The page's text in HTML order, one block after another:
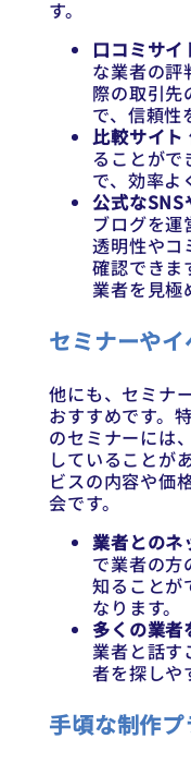
す。
口コミサイ
な業者の評
際の取引先
で、信頼性
比較サイト
ることがで
で、効率よ
公式なSNS
ブログを
透明性やコ
確認できま
業者を見極
セミナーや
他にも、セミナ
おすすめです。
のセミナーには
していることが
ビスの内容や価
会です。
業者とのネ
で業者の方
知ることが
なります。
多くの業者
業者と話す
者を探しや
手頃な制作